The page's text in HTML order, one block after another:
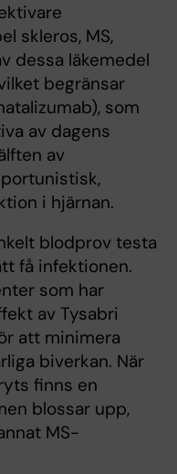
skleros, MS,
dessa läkemedel
begränsar
som
av dagens
av
i hjärnan.
blodprov testa
få infektionen.
som har
av Tysabri
att minimera
biverkan. När
finns en
blossar upp,
MS-